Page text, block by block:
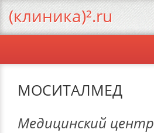
МОСИТАЛМЕД
Медицинский центр
(клиника)².ru